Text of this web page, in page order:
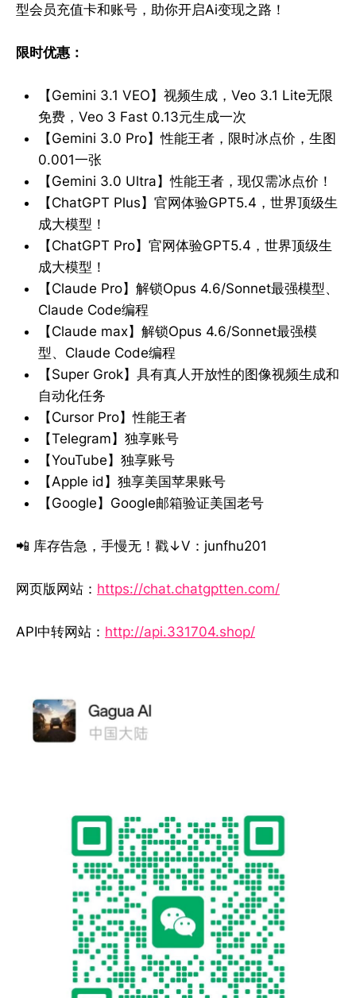
型会员充值卡和账号，助你开启Ai变现之路！
限时优惠：
【Gemini 3.1 VEO】视频生成，Veo 3.1 Lite无限
免费，Veo 3 Fast 0.13元生成一次
【Gemini 3.0 Pro】性能王者，限时冰点价，生图
0.001一张
【Gemini 3.0 Ultra】性能王者，现仅需冰点价！
【ChatGPT Plus】官网体验GPT5.4，世界顶级生
成大模型！
【ChatGPT Pro】官网体验GPT5.4，世界顶级生
成大模型！
【Claude Pro】解锁Opus 4.6/Sonnet最强模型、
Claude Code编程
【Claude max】解锁Opus 4.6/Sonnet最强模
型、Claude Code编程
【Super Grok】具有真人开放性的图像视频生成和
自动化任务
【Cursor Pro】性能王者
【Telegram】独享账号
【YouTube】独享账号
【Apple id】独享美国苹果账号
【Google】Google邮箱验证美国老号
📲 库存告急，手慢无！戳↓V：junfhu201
网页版网站： https://chat.chatgptten.com/
API中转网站： http://api.331704.shop/